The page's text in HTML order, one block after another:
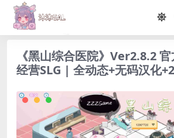
《黑山综合医院》Ver2.8.2
经营SLG | 全动态+无码汉化